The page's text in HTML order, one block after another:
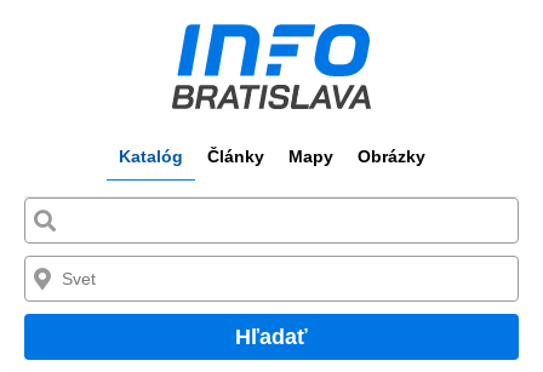
Katalóg Články Mapy Obrázky
Hľadať